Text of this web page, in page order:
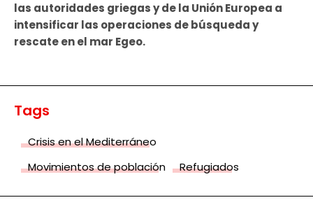
las autoridades griegas y de la Unión Europea a
intensificar las operaciones de búsqueda y
rescate en el mar Egeo.
Tags
Crisis en el Mediterráneo
Movimientos de población
Refugiados